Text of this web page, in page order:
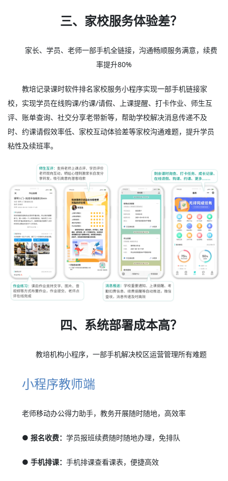
三、家校服务体验差？
家长、学员、老师一部手机全链接，沟通畅顺服务满意，续费
率提升80%
教培记录课时软件排名家校服务小程序实现一部手机链接家
校，实现学员在线购课/约课/请假、上课提醒、打卡作业、师生互
评、账单查询、社交分享老带新等，帮助学校解决消息传递不及
时、约课请假效率低、家校互动体验差等家校沟通难题，提升学员
粘性及续班率。
四、系统部署成本高？
教培机构小程序，一部手机解决校区运营管理所有难题
小程序教师端
老师移动办公得力助手，教务开展随时随地，高效率
● 报名收费：学员报班续费随时随地办理，免排队
● 手机排课：手机排课查看课表，便捷高效